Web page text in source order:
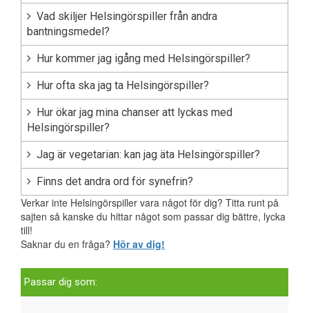
Vad skiljer Helsingörspiller från andra
bantningsmedel?
Hur kommer jag igång med Helsingörspiller?
Hur ofta ska jag ta Helsingörspiller?
Hur ökar jag mina chanser att lyckas med
Helsingörspiller?
Jag är vegetarian: kan jag äta Helsingörspiller?
Finns det andra ord för synefrin?
Verkar inte Helsingörspiller vara något för dig? Titta runt på
sajten så kanske du hittar något som passar dig bättre, lycka
till!
Saknar du en fråga? Hör av dig!
Passar dig som: